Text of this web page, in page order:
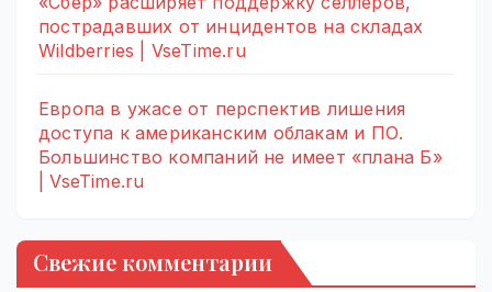
пострадавших от инцидентов на складах
Wildberries | VseTime.ru
Европа в ужасе от перспектив лишения
доступа к американским облакам и ПО.
Большинство компаний не имеет «плана Б»
| VseTime.ru
Свежие комментарии